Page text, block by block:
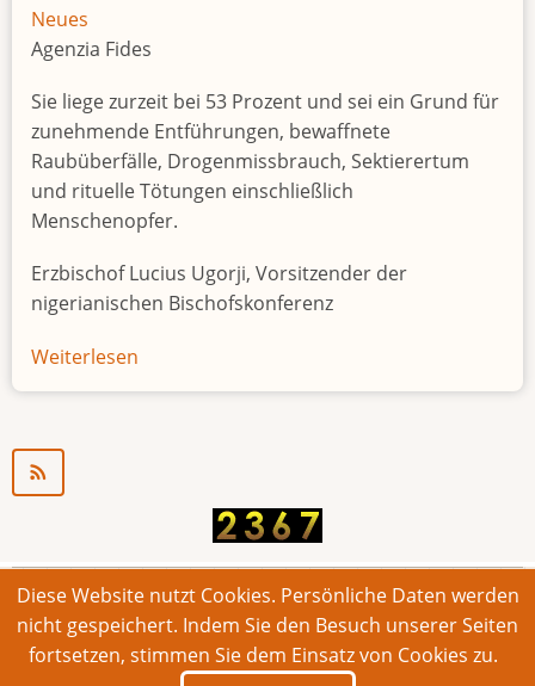
Neues
Agenzia Fides
Sie liege zurzeit bei 53 Prozent und sei ein Grund für
zunehmende Entführungen, bewaffnete
Raubüberfälle, Drogenmissbrauch, Sektierertum
und rituelle Tötungen einschließlich
Menschenopfer.
Erzbischof Lucius Ugorji, Vorsitzender der
nigerianischen Bischofskonferenz
Weiterlesen
Jugendarbeitslosigkeit
© 2026 Bonner Aufruf. Alle Rechte vorbehalten.
Footer
Impressum Kontakt Intern
Diese Website nutzt Cookies. Persönliche Daten werden
nicht gespeichert. Indem Sie den Besuch unserer Seiten
fortsetzen, stimmen Sie dem Einsatz von Cookies zu.